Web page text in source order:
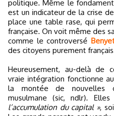
politique. Même le
est un indicateur de la crise
place une table rase, qui
française. On voit même des
comme le controversé
des citoyens purement
Heureusement, au-delà de
vraie intégration fonctionne
la montée de nouvelles
musulmane (sic, ndlr).
l’accumulation du capital »,